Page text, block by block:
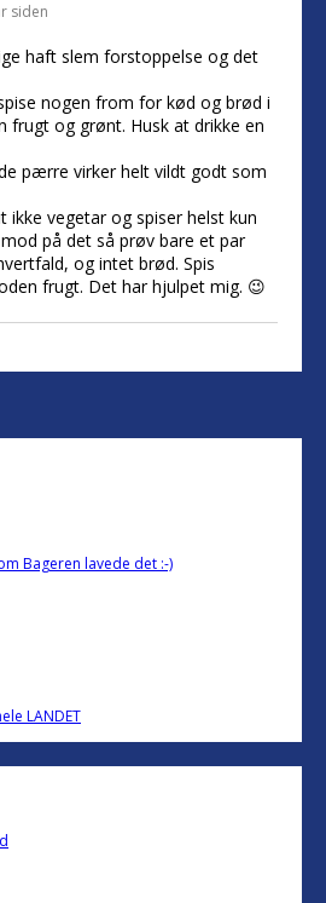
siden
haft slem forstoppelse og det
nogen from for kød og brød i
frugt og grønt. Husk at drikke en
pærre virker helt vildt godt som
ikke vegetar og spiser helst kun
på det så prøv bare et par
og intet brød. Spis
frugt. Det har hjulpet mig. 😉
Bageren lavede det :-)
LANDET